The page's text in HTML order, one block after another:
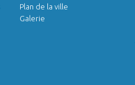
Plan de la ville
Galerie